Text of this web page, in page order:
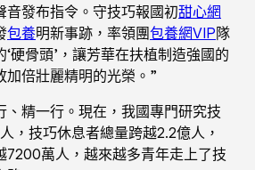
音發布指令。守技巧報國初甜心網
包養明新事跡，率領團包養網VIP隊
硬骨頭’，讓芳華在扶植制造強國的
加倍壯麗精明的光榮。”
、精一行。現在，我國專門研究技
，技巧休息者總量跨越2.2億人，
7200萬人，越來越多青年走上了技